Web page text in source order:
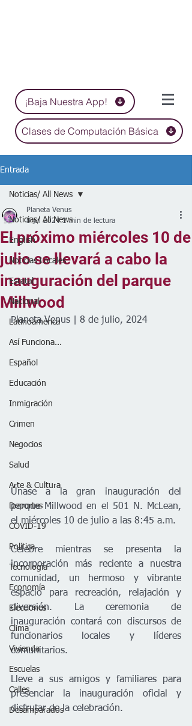
¡Baja Nuestra App!
Clases de Computación Básica
Entrada
Noticias/ All News
English
Noticias Locales
Estatal
Nacional
Latinoamérica
Así Funciona...
Español
Educación
Inmigración
Crimen
Negocios
Salud
Arte & Cultura
Deportes
COVID-19
Política
Tecnología
Economía
Elecciones
Clima
Vivienda
Escuelas
Calles
Desamparados
Noticias/ All News
El próximo miércoles 10 de
julio se llevará a cabo la
inauguración del parque
Millwood
Planeta Venus
8 jul 2024 1 min de lectura
Planeta Venus | 8 de julio, 2024
Únase a la gran inauguración del
parque Millwood en el 501 N. McLean,
el miércoles 10 de julio a las 8:45 a.m.
Celebre mientras se presenta la
incorporación más reciente a nuestra
comunidad, un hermoso y vibrante
espacio para recreación, relajación y
diversión. La ceremonia de
inauguración contará con discursos de
funcionarios locales y líderes
comunitarios.
Lleve a sus amigos y familiares para
presenciar la inauguración oficial y
disfrutar de la celebración.